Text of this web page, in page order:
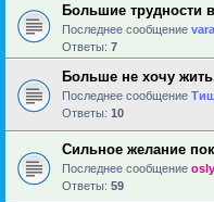
Большие трудности
Последнее сообщение
Ответы: 7
Больше не хочу
Последнее сообщение
Ответы: 10
Сильное желание
Последнее сообщение
Ответы: 59